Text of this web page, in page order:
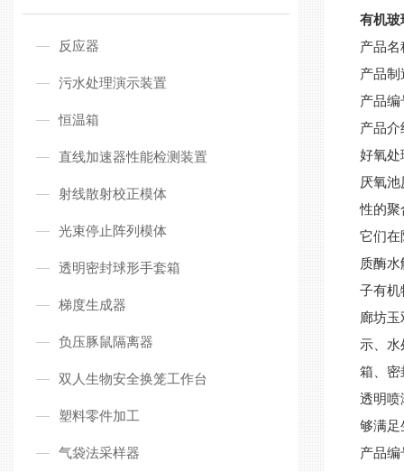
反应器
污水处理演示装置
恒温箱
直线加速器性能检测装置
射线散射校正模体
光束停止阵列模体
透明密封球形手套箱
梯度生成器
负压豚鼠隔离器
双人生物安全换笼工作台
塑料零件加工
气袋法采样器
有机玻
产品
产品
产品编
产品
好氧处
厌氧
性的聚
它们在
质酶
子有机
廊坊
示、
箱、密
透明喷
够满足
产品编